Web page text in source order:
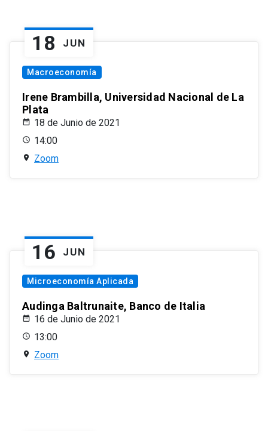
18 JUN
Macroeconomía
Irene Brambilla, Universidad Nacional de La
Plata
18 de Junio de 2021
14:00
Zoom
16 JUN
Microeconomía Aplicada
Audinga Baltrunaite, Banco de Italia
16 de Junio de 2021
13:00
Zoom